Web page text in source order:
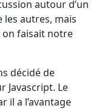
autour d’un
les autres, mais
on faisait notre
décidé de
Javascript. Le
il a l’avantage